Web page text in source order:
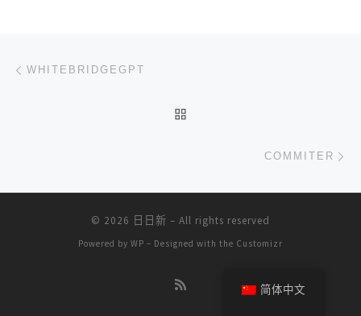
文章导航
WHITEBRIDGEGPT
COMMITER
© 2026 日日新 – All rights reserved
Powered by WP – Designed with the Customizr
简体中文